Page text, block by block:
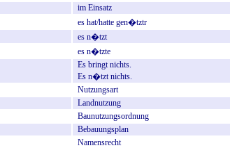
im Einsatz
es hat/hatte gen�tztr
es n�tzt
es n�tzte
Es bringt nichts.
Es n�tzt nichts.
Nutzungsart
Landnutzung
Baunutzungsordnung
Bebauungsplan
Namensrecht